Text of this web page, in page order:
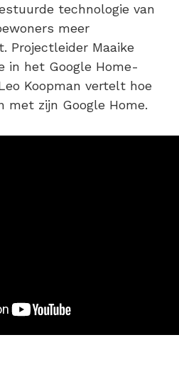
technologie van
meer
Projectleider Maaike
in het Google Home-
Koopman vertelt hoe
met zijn Google Home.